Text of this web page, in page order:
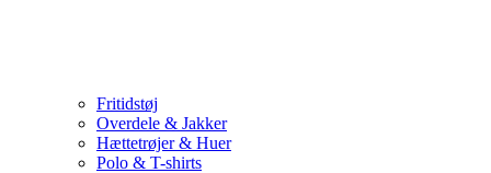
Fritidstøj
Overdele & Jakker
Hættetrøjer & Huer
Polo & T-shirts